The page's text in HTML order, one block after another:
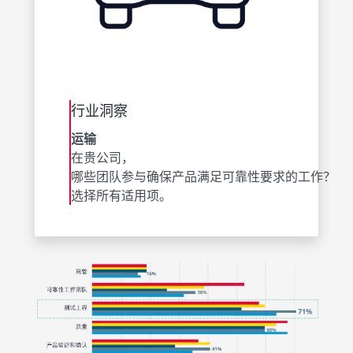
行业洞察
运输
在贵公司，
哪些团队参与确保产品满足可靠性要求的工作？
选择所有适用项。